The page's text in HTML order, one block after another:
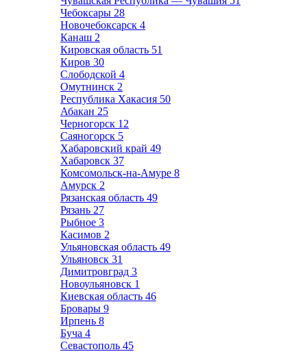
Чебоксары 28
Новочебоксарск 4
Канаш 2
Кировская область 51
Киров 30
Слободской 4
Омутнинск 2
Республика Хакасия 50
Абакан 25
Черногорск 12
Саяногорск 5
Хабаровский край 49
Хабаровск 37
Комсомольск-на-Амуре 8
Амурск 2
Рязанская область 49
Рязань 27
Рыбное 3
Касимов 2
Ульяновская область 49
Ульяновск 31
Димитровград 3
Новоульяновск 1
Киевская область 46
Бровары 9
Ирпень 8
Буча 4
Севастополь 45